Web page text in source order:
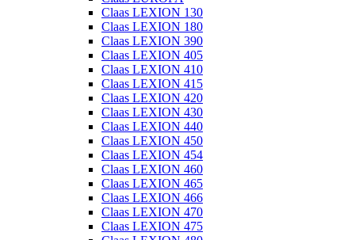
Claas LEXION 130
Claas LEXION 180
Claas LEXION 390
Claas LEXION 405
Claas LEXION 410
Claas LEXION 415
Claas LEXION 420
Claas LEXION 430
Claas LEXION 440
Claas LEXION 450
Claas LEXION 454
Claas LEXION 460
Claas LEXION 465
Claas LEXION 466
Claas LEXION 470
Claas LEXION 475